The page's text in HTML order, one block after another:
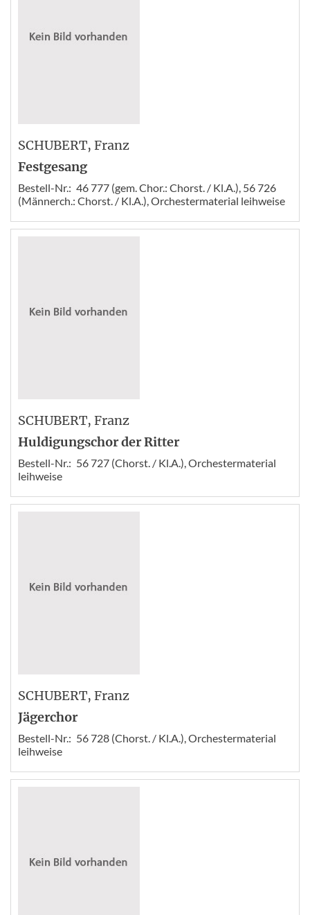
SCHUBERT, Franz
Festgesang
Bestell-Nr.: 46 777 (gem. Chor.: Chorst. / Kl.A.), 56 726
(Männerch.: Chorst. / Kl.A.), Orchestermaterial leihweise
SCHUBERT, Franz
Huldigungschor der Ritter
Bestell-Nr.: 56 727 (Chorst. / Kl.A.), Orchestermaterial
leihweise
SCHUBERT, Franz
Jägerchor
Bestell-Nr.: 56 728 (Chorst. / Kl.A.), Orchestermaterial
leihweise